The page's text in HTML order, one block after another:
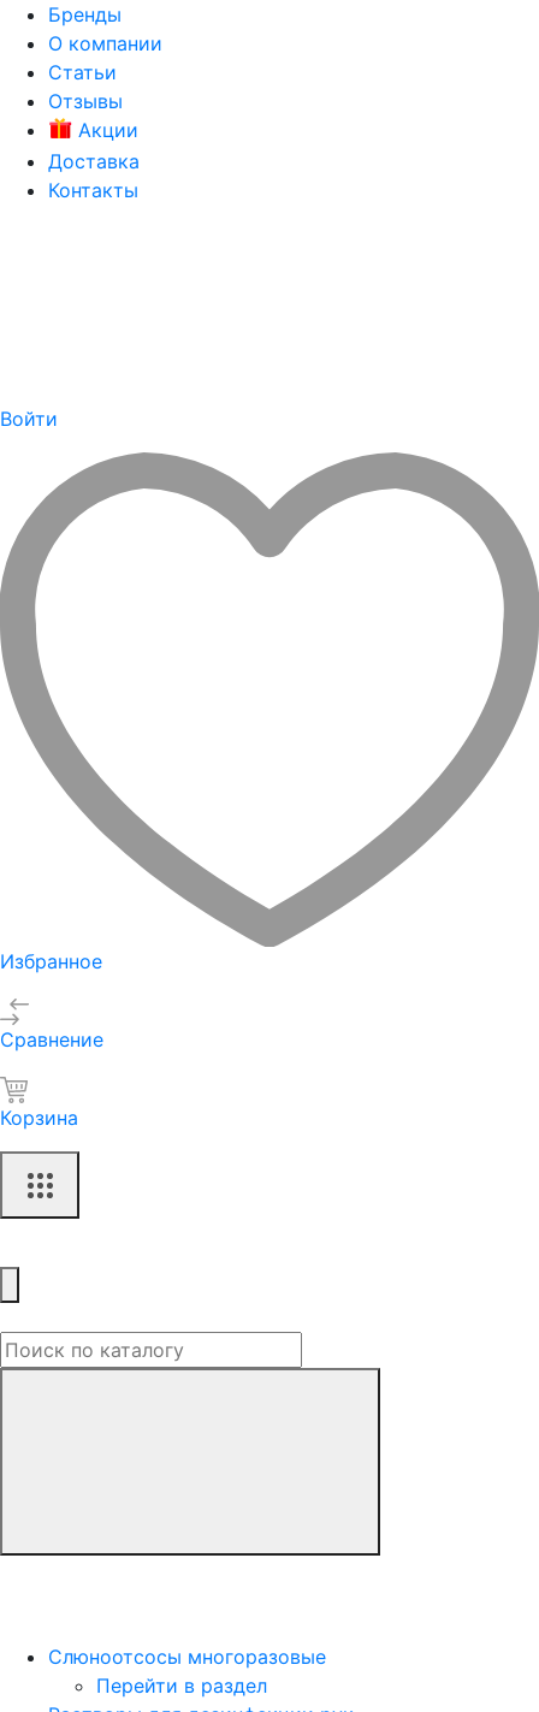
Бренды
О компании
Статьи
Отзывы
Акции
Доставка
Контакты
Войти
Избранное
Сравнение
Корзина
Слюноотсосы многоразовые
Перейти в раздел